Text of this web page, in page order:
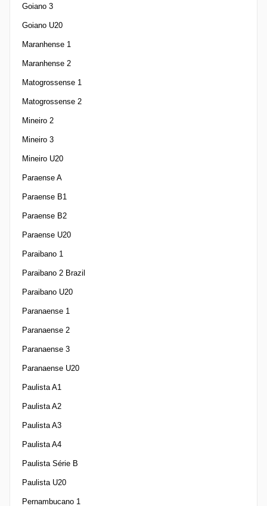
Goiano 3
Goiano U20
Maranhense 1
Maranhense 2
Matogrossense 1
Matogrossense 2
Mineiro 2
Mineiro 3
Mineiro U20
Paraense A
Paraense B1
Paraense B2
Paraense U20
Paraibano 1
Paraibano 2 Brazil
Paraibano U20
Paranaense 1
Paranaense 2
Paranaense 3
Paranaense U20
Paulista A1
Paulista A2
Paulista A3
Paulista A4
Paulista Série B
Paulista U20
Pernambucano 1